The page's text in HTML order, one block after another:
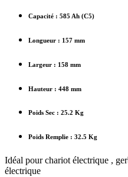
Capacité : 585 Ah (C5)
Longueur : 157 mm
Largeur : 158 mm
Hauteur : 448 mm
Poids Sec : 25.2 Kg
Poids Remplie : 32.5 Kg
Idéal pour chariot électrique ,
électrique